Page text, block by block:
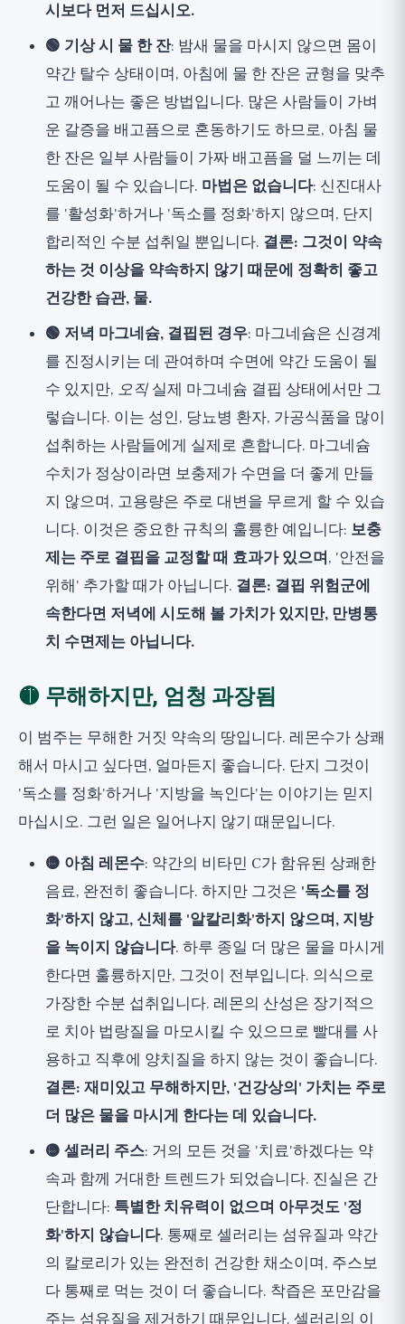
시보다 먼저 드십시오.
🟢 기상 시 물 한 잔: 밤새 물을 마시지 않으면 몸이
약간 탈수 상태이며, 아침에 물 한 잔은 균형을 맞추
고 깨어나는 좋은 방법입니다. 많은 사람들이 가벼
운 갈증을 배고픔으로 혼동하기도 하므로, 아침 물
한 잔은 일부 사람들이 가짜 배고픔을 덜 느끼는 데
도움이 될 수 있습니다. 마법은 없습니다: 신진대사
를 '활성화'하거나 '독소를 정화'하지 않으며, 단지
합리적인 수분 섭취일 뿐입니다. 결론: 그것이 약속
하는 것 이상을 약속하지 않기 때문에 정확히 좋고
건강한 습관, 물.
🟢 저녁 마그네슘, 결핍된 경우: 마그네슘은 신경계
를 진정시키는 데 관여하며 수면에 약간 도움이 될
수 있지만, 오직실제 마그네슘 결핍 상태에서만 그
렇습니다. 이는 성인, 당뇨병 환자, 가공식품을 많이
섭취하는 사람들에게 실제로 흔합니다. 마그네슘
수치가 정상이라면 보충제가 수면을 더 좋게 만들
지 않으며, 고용량은 주로 대변을 무르게 할 수 있습
니다. 이것은 중요한 규칙의 훌륭한 예입니다: 보충
제는 주로 결핍을 교정할 때 효과가 있으며 , '안전을
위해' 추가할 때가 아닙니다. 결론: 결핍 위험군에
속한다면 저녁에 시도해 볼 가치가 있지만, 만병통
치 수면제는 아닙니다.
🟡 무해하지만, 엄청 과장됨
이 범주는 무해한 거짓 약속의 땅입니다. 레몬수가 상쾌
해서 마시고 싶다면, 얼마든지 좋습니다. 단지 그것이
'독소를 정화'하거나 '지방을 녹인다'는 이야기는 믿지
마십시오. 그런 일은 일어나지 않기 때문입니다.
🟡 아침 레몬수: 약간의 비타민 C가 함유된 상쾌한
음료, 완전히 좋습니다. 하지만 그것은 '독소를 정
화'하지 않고, 신체를 '알칼리화'하지 않으며, 지방
을 녹이지 않습니다. 하루 종일 더 많은 물을 마시게
한다면 훌륭하지만, 그것이 전부입니다. 의식으로
가장한 수분 섭취입니다. 레몬의 산성은 장기적으
로 치아 법랑질을 마모시킬 수 있으므로 빨대를 사
용하고 직후에 양치질을 하지 않는 것이 좋습니다.
결론: 재미있고 무해하지만, '건강상의' 가치는 주로
더 많은 물을 마시게 한다는 데 있습니다.
🟡 셀러리 주스: 거의 모든 것을 '치료'하겠다는 약
속과 함께 거대한 트렌드가 되었습니다. 진실은 간
단합니다: 특별한 치유력이 없으며 아무것도 '정
화'하지 않습니다. 통째로 셀러리는 섬유질과 약간
의 칼로리가 있는 완전히 건강한 채소이며, 주스보
다 통째로 먹는 것이 더 좋습니다. 착즙은 포만감을
주는 섬유질을 제거하기 때문입니다. 셀러리의 이